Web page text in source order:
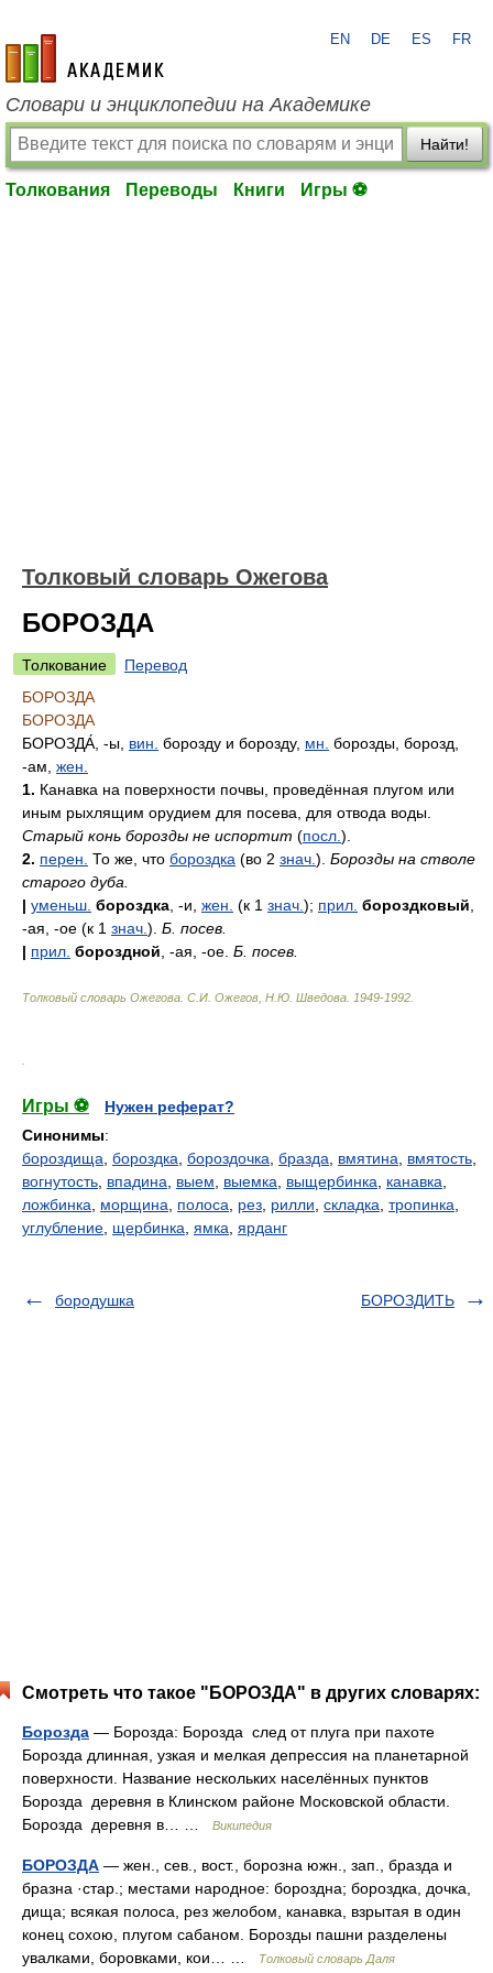
academic.ru
EN DE ES FR
Словари и энциклопедии на Академике
Найти!
Толкования Переводы Книги Игры ⚽
Толковый словарь Ожегова
БОРОЗДА
Толкование
Перевод
БОРОЗДА
БОРОЗДА
БОРОЗДА́ , -ы, вин. борозду и борозду, мн. борозды, борозд,
-ам, жен.
1. Канавка на поверхности почвы, проведённая плугом или
иным рыхлящим орудием для посева, для отвода воды.
Старый конь борозды не испортит (посл. ).
2. перен. То же, что бороздка (во 2 знач. ). Борозды на стволе
старого дуба.
| уменьш. бороздка , -и, жен. (к 1 знач. ); прил. бороздковый
-ая, -ое (к 1 знач. ). Б. посев.
| прил. бороздной , -ая, -ое. Б. посев.
Толковый словарь Ожегова С.И. Ожегов, Н.Ю. Шведова. 1949-1992
Игры ⚽
Нужен реферат?
Синонимы:
бороздища бороздка бороздочка бразда вмятина вмятость
вогнутость впадина выем выемка выщербинка канавка
ложбинка
морщина полоса рез рилли складка тропинка
углубление щербинка ямка ярданг
бородушка БОРОЗДИТЬ
Смотреть что такое "БОРОЗДА" в других словарях:
Борозда — Борозда: Борозда след от плуга при пахоте
Борозда длинная, узкая и мелкая депрессия на планетарной
поверхности. Название нескольких населённых пунктов
Борозда деревня в Клинском районе Московской области.
Борозда деревня в… …
Википедия
БОРОЗДА — жен., сев., вост., борозна южн., зап., бразда и
бразна ·стар.; местами народное: бороздна; бороздка, дочка,
дища; всякая полоса, рез желобом, канавка, взрытая в один
конец сохою, плугом сабаном. Борозды пашни разделены
увалками, боровками, кои… …
Толковый словарь Даля